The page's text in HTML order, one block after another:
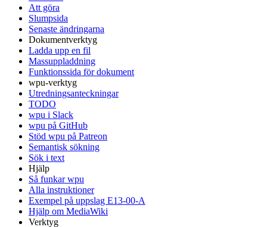
Att göra
Slumpsida
Senaste ändringarna
Dokumentverktyg
Ladda upp en fil
Massuppladdning
Funktionssida för dokument
wpu-verktyg
Utredningsanteckningar
TODO
wpu i Slack
wpu på GitHub
Stöd wpu på Patreon
Semantisk sökning
Sök i text
Hjälp
Så funkar wpu
Alla instruktioner
Exempel på uppslag E13-00-A
Hjälp om MediaWiki
Verktyg